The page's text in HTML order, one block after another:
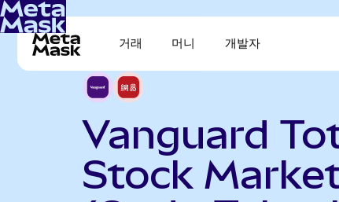
거래 머니 개발자
Vanguard
Stock